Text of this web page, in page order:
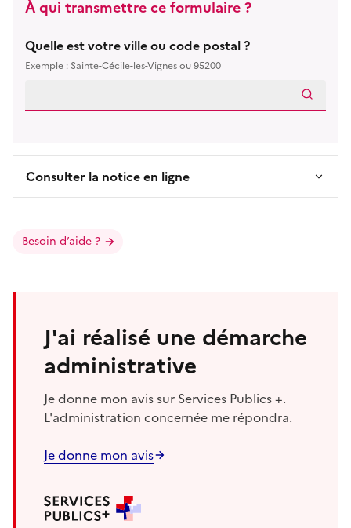
À qui transmettre ce formulaire ?
Quelle est votre ville ou code postal ?
Exemple : Sainte-Cécile-les-Vignes ou 95200
Consulter la notice en ligne
Besoin d’aide ?
J'ai réalisé une démarche
administrative
Je donne mon avis sur Services Publics +.
L'administration concernée me répondra.
Je donne mon avis